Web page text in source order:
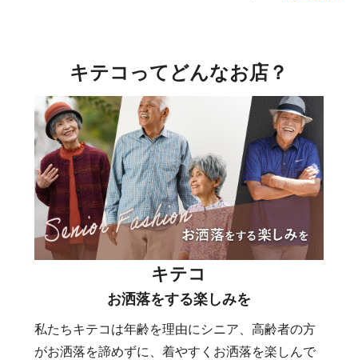
キテコってどんなお店？
キテコ
お洒落をする楽しみを
私たちキテコは年齢を理由にシニア、高齢者の方
がお洒落を諦めずに、着やすくお洒落を楽しんで